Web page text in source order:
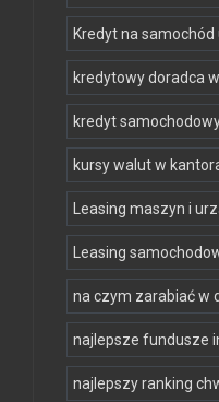
Kredyt na samochód
kredytowy doradca
kredyt
kursy walut w
Leasing maszyn i
Leasing
na czym zarabiać w
najlepsze fundusze
najlepszy ranking